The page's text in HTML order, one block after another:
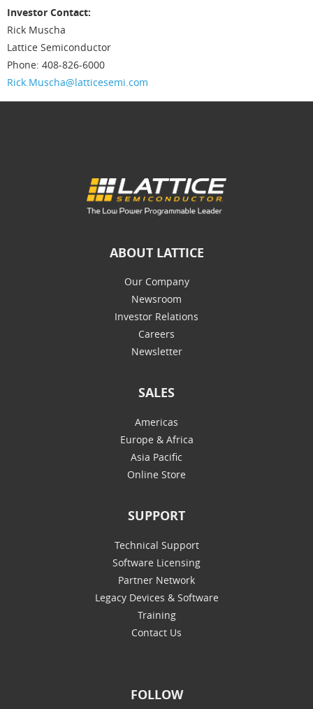
Investor Contact:
Rick Muscha
Lattice Semiconductor
Phone: 408-826-6000
Rick.Muscha@latticesemi.com
ABOUT LATTICE
Our Company
Newsroom
Investor Relations
Careers
Newsletter
SALES
Americas
Europe & Africa
Asia Pacific
Online Store
SUPPORT
Technical Support
Software Licensing
Partner Network
Legacy Devices & Software
Training
Contact Us
FOLLOW